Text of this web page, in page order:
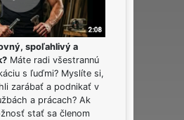
spoľahlivý a
Máte radi všestrannú
s ľuďmi? Myslíte si,
zarábať a podnikať v
a prácach? Ak
stať sa členom